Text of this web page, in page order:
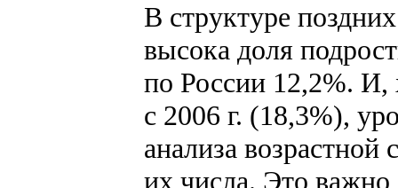
В структуре
высока доля
по России 12,2%. И,
с 2006 г. (18,3%),
анализа возрастной
их числа. Это